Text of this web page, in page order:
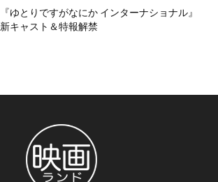
『ゆとりですがなにか インターナショナル』
新キャスト＆特報解禁